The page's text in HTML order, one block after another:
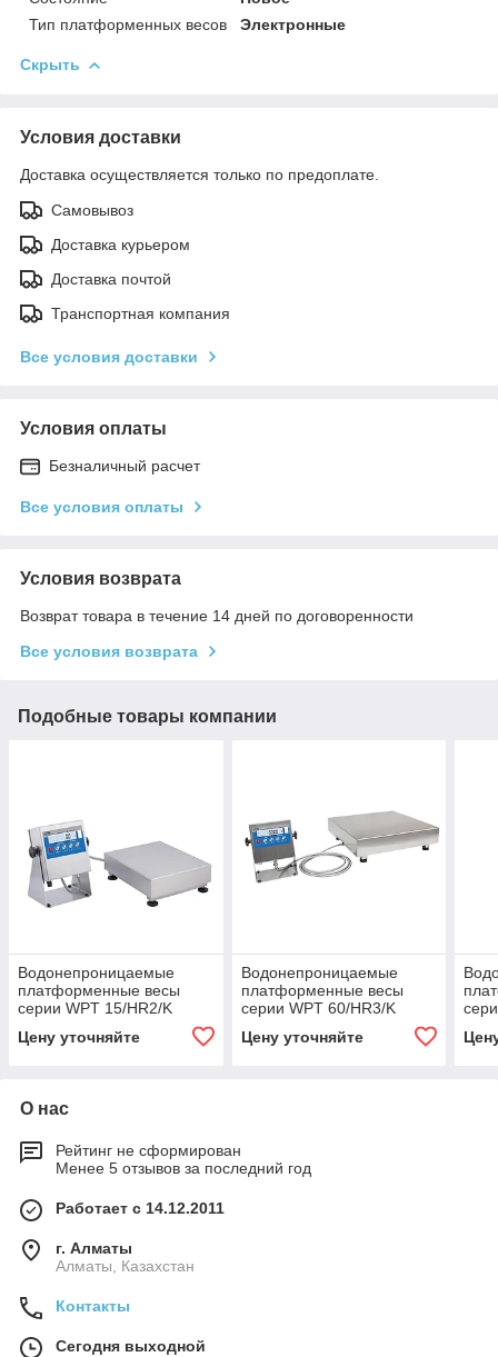
Тип платформенных весов
Электронные
Скрыть
Условия доставки
Доставка осуществляется только по предоплате.
Самовывоз
Доставка курьером
Доставка почтой
Транспортная компания
Все условия доставки
Условия оплаты
Безналичный расчет
Все условия оплаты
Условия возврата
Возврат товара в течение 14 дней по договоренности
Все условия возврата
Подобные товары компании
Водонепроницаемые
платформенные весы
серии WPT 15/HR2/K
Цену уточняйте
Водонепроницаемые
платформенные весы
серии WPT 60/HR3/K
Цену уточняйте
О нас
Рейтинг не сформирован
Менее 5 отзывов за последний год
Работает с 14.12.2011
г. Алматы
Алматы, Казахстан
Контакты
Сегодня выходной